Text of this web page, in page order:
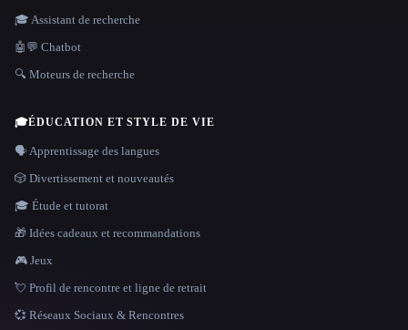
🎓 Assistant de recherche
🤖💬 Chatbot
🔍 Moteurs de recherche
🎓ÉDUCATION ET STYLE DE VIE
🗣️ Apprentissage des langues
🎲 Divertissement et nouveautés
🎓 Étude et tutorat
🎁 Idées cadeaux et recommandations
🎮 Jeux
💘 Profil de rencontre et ligne de retrait
💞 Réseaux Sociaux & Rencontres